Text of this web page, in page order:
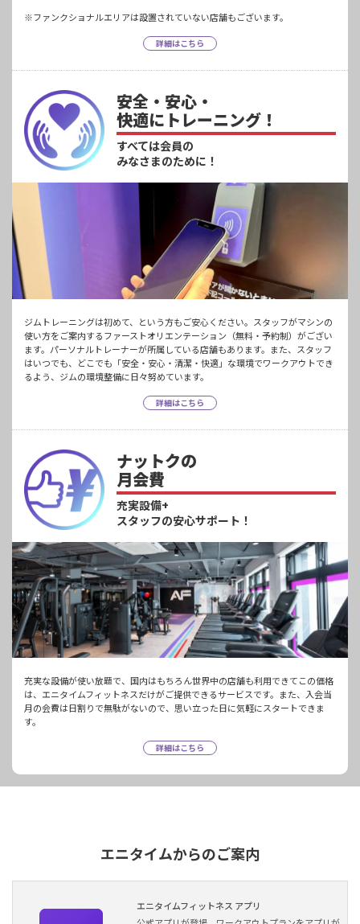
※ファンクショナルエリアは設置されていない店舗もございます。
詳細はこちら
安全・安心・
快適にトレーニング！
すべては会員の
みなさまのために！
ジムトレーニングは初めて、という方もご安心ください。スタッフがマシンの
使い方をご案内するファーストオリエンテーション（無料・予約制）がござい
ます。パーソナルトレーナーが所属している店舗もあります。また、スタッフ
はいつでも、どこでも「安全・安心・清潔・快適」な環境でワークアウトでき
るよう、ジムの環境整備に日々努めています。
詳細はこちら
ナットクの
月会費
充実設備+
スタッフの安心サポート！
充実な設備が使い放題で、国内はもちろん世界中の店舗も利用できてこの価格
は、エニタイムフィットネスだけがご提供できるサービスです。また、入会当
月の会費は日割りで無駄がないので、思い立った日に気軽にスタートできま
す。
詳細はこちら
エニタイムからのご案内
エニタイムフィットネス アプリ